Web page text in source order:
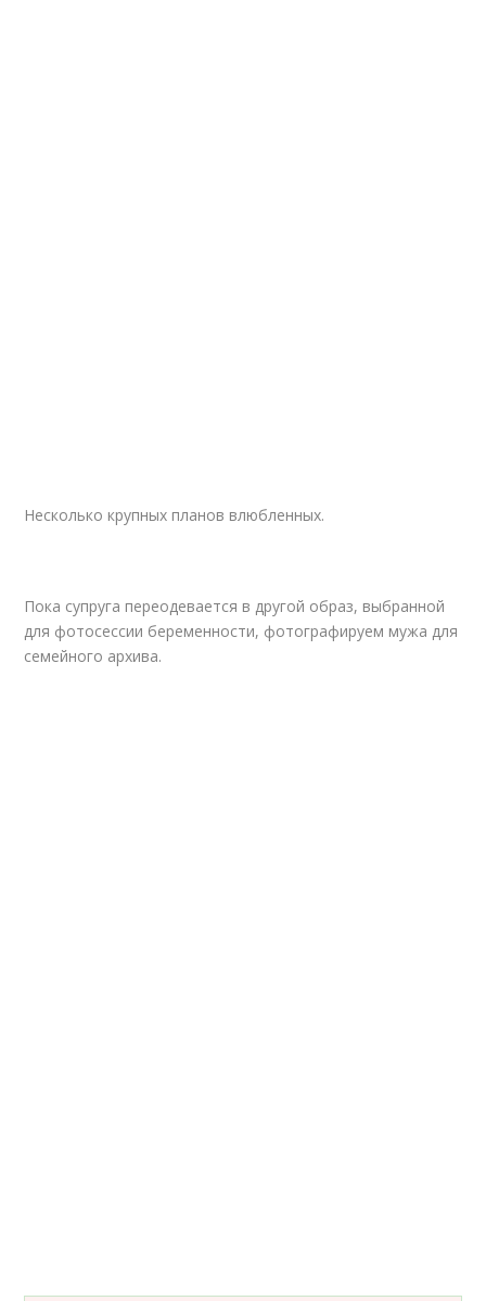
Несколько крупных планов влюбленных.
Пока супруга переодевается в другой образ, выбранной
для фотосессии беременности, фотографируем мужа для
семейного архива.